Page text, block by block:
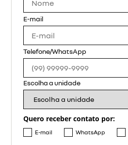
E-mail
Telefone/WhatsApp
Escolha a unidade
Quero receber contato por:
E-mail WhatsApp